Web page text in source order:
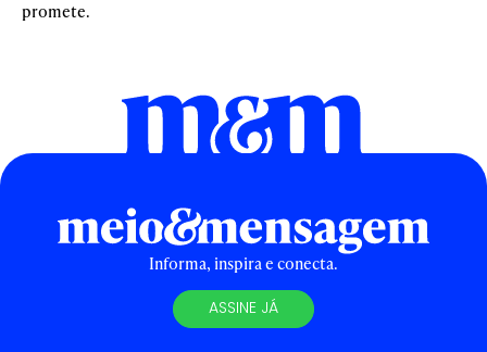
promete.
Informa, inspira e conecta.
ASSINE JÁ